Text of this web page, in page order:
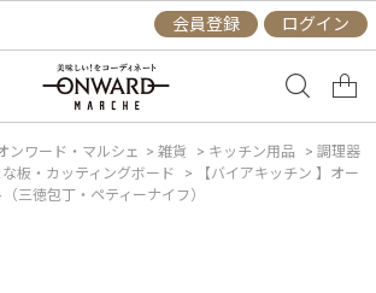
会員登録 ログイン
ンワード・マルシェ > 雑貨 > キッチン用品 > 調理器
板・カッティングボード >
【バイアキッチン 】オー
三徳包丁・ペティーナイフ）